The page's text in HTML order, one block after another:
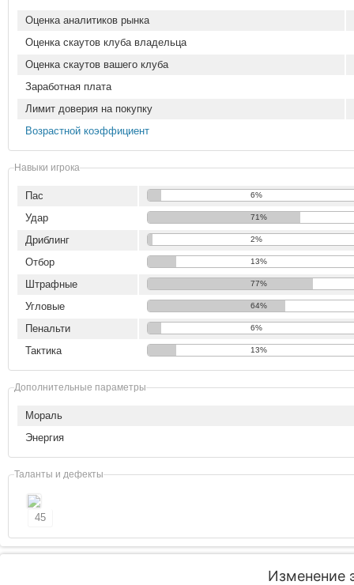
Оценка аналитиков рынка
Оценка скаутов клуба владельца
Оценка скаутов вашего клуба
Заработная плата
Лимит доверия на покупку
Возрастной коэффициент
Навыки игрока
Пас 6%
Удар 71%
Дриблинг 2%
Отбор 13%
Штрафные 77%
Угловые 64%
Пенальти 6%
Тактика 13%
Дополнительные параметры
Мораль
Энергия
Таланты и дефекты
45
Изменение